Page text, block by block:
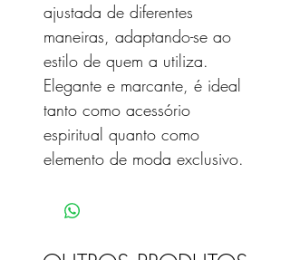
ajustada de diferentes
maneiras, adaptando-se ao
estilo de quem a utiliza.
Elegante e marcante, é ideal
tanto como acessório
espiritual quanto como
elemento de moda exclusivo.